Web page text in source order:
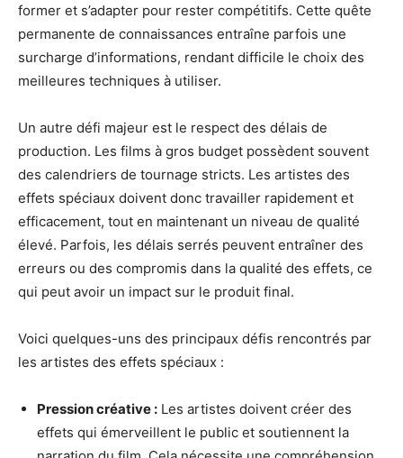
former et s’adapter pour rester compétitifs. Cette quête
permanente de connaissances entraîne parfois une
surcharge d’informations, rendant difficile le choix des
meilleures techniques à utiliser.
Un autre défi majeur est le respect des délais de
production. Les films à gros budget possèdent souvent
des calendriers de tournage stricts. Les artistes des
effets spéciaux doivent donc travailler rapidement et
efficacement, tout en maintenant un niveau de qualité
élevé. Parfois, les délais serrés peuvent entraîner des
erreurs ou des compromis dans la qualité des effets, ce
qui peut avoir un impact sur le produit final.
Voici quelques-uns des principaux défis rencontrés par
les artistes des effets spéciaux :
Pression créative : Les artistes doivent créer des
effets qui émerveillent le public et soutiennent la